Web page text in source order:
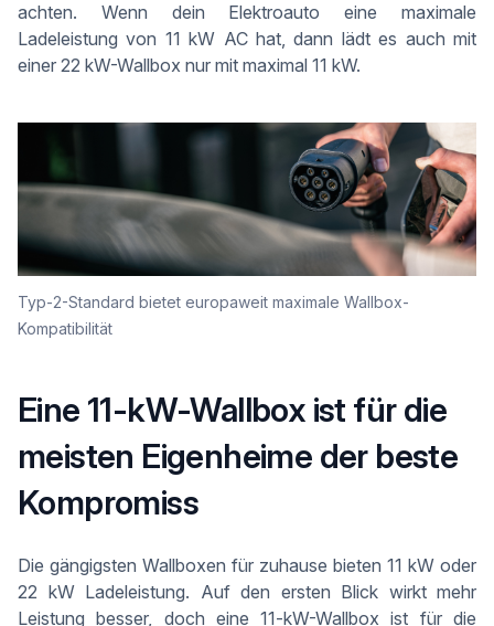
achten. Wenn dein Elektroauto eine maximale
Ladeleistung von 11 kW AC hat, dann lädt es auch mit
einer 22 kW-Wallbox nur mit maximal 11 kW.
Typ-2-Standard bietet europaweit maximale Wallbox-
Kompatibilität
Eine 11-kW-Wallbox ist für die
meisten Eigenheime der beste
Kompromiss
Die gängigsten Wallboxen für zuhause bieten 11 kW oder
22 kW Ladeleistung. Auf den ersten Blick wirkt mehr
Leistung besser, doch eine 11-kW-Wallbox ist für die